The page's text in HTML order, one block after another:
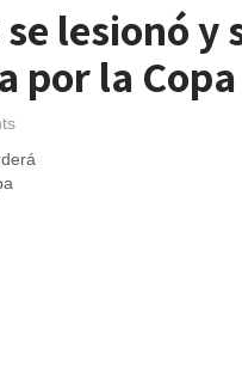
lesionó
por la Copa